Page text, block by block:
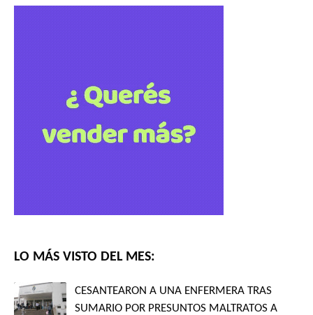
LO MÁS VISTO DEL MES:
CESANTEARON A UNA ENFERMERA TRAS
SUMARIO POR PRESUNTOS MALTRATOS A